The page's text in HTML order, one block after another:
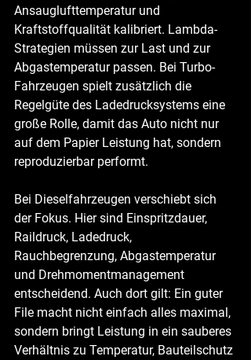
Ansauglufttemperatur und
Kraftstoffqualität kalibriert. Lambda-
Strategien müssen zur Last und zur
Abgastemperatur passen. Bei Turbo-
Fahrzeugen spielt zusätzlich die
Regelgüte des Ladedrucksystems eine
große Rolle, damit das Auto nicht nur
auf dem Papier Leistung hat, sondern
reproduzierbar performt.
Bei Dieselfahrzeugen verschiebt sich
der Fokus. Hier sind Einspritzdauer,
Raildruck, Ladedruck,
Rauchbegrenzung, Abgastemperatur
und Drehmomentmanagement
entscheidend. Auch dort gilt: Ein guter
File macht nicht einfach alles maximal,
sondern bringt Leistung in ein sauberes
Verhältnis zu Temperatur, Bauteilschutz